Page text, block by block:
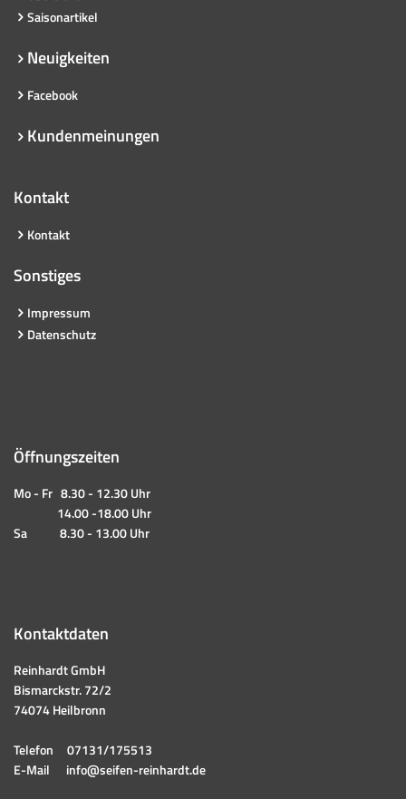
Saisonartikel
Neuigkeiten
Facebook
Kundenmeinungen
Kontakt
Kontakt
Sonstiges
Impressum
Datenschutz
Öffnungszeiten
Mo - Fr 8.30 - 12.30 Uhr
14.00 -18.00 Uhr
Sa 8.30 - 13.00 Uhr
Kontaktdaten
Reinhardt GmbH
Bismarckstr. 72/2
74074 Heilbronn
Telefon 07131/175513
E-Mail info@seifen-reinhardt.de